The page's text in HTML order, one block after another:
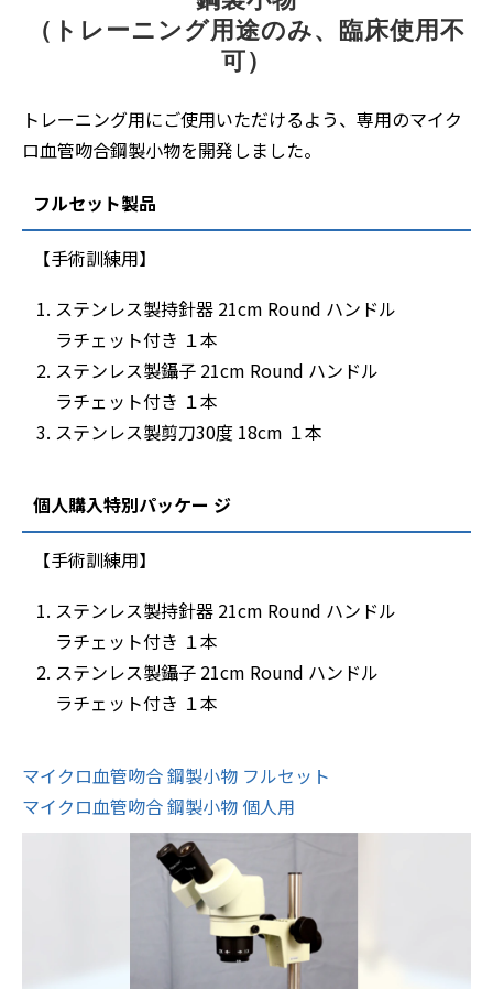
（トレーニング用途のみ、臨床使用不
可）
トレーニング用にご使用いただけるよう、専用のマイク
ロ血管吻合鋼製小物を開発しました。
フルセット製品
【手術訓練用】
ステンレス製持針器 21cm Round ハンドル
ラチェット付き １本
ステンレス製鑷子 21cm Round ハンドル
ラチェット付き １本
ステンレス製剪刀30度 18cm １本
個人購入特別パッケー ジ
【手術訓練用】
ステンレス製持針器 21cm Round ハンドル
ラチェット付き １本
ステンレス製鑷子 21cm Round ハンドル
ラチェット付き １本
マイクロ血管吻合 鋼製小物 フルセット
マイクロ血管吻合 鋼製小物 個人用